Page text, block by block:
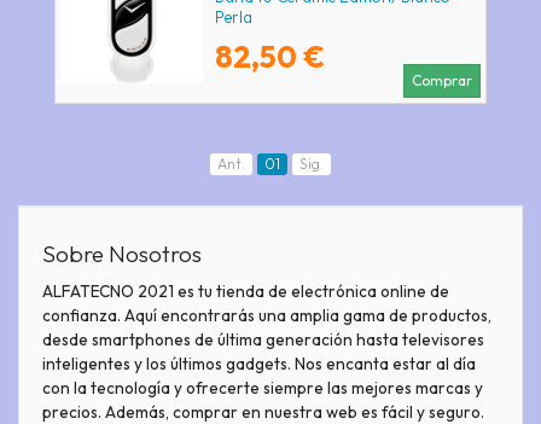
Perla
82,50 €
Comprar
Ant. 01 Sig.
Sobre Nosotros
ALFATECNO 2021 es tu tienda de electrónica online de
confianza. Aquí encontrarás una amplia gama de productos,
desde smartphones de última generación hasta televisores
inteligentes y los últimos gadgets. Nos encanta estar al día
con la tecnología y ofrecerte siempre las mejores marcas y
precios. Además, comprar en nuestra web es fácil y seguro.